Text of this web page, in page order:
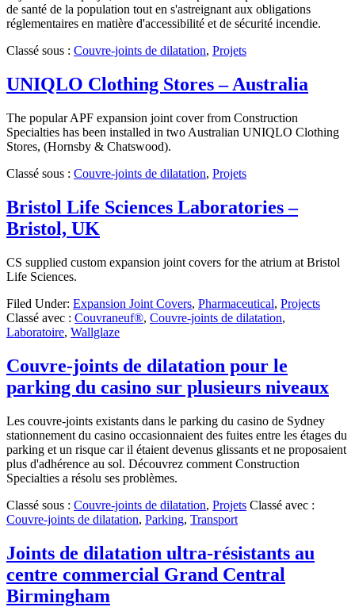
de santé de la population tout en s'astreignant aux obligations
réglementaires en matière d'accessibilité et de sécurité incendie.
Classé sous : Couvre-joints de dilatation, Projets
UNIQLO Clothing Stores – Australia
The popular APF expansion joint cover from Construction
Specialties has been installed in two Australian UNIQLO Clothing
Stores, (Hornsby & Chatswood).
Classé sous : Couvre-joints de dilatation, Projets
Bristol Life Sciences Laboratories –
Bristol, UK
CS supplied custom expansion joint covers for the atrium at Bristol
Life Sciences.
Filed Under: Expansion Joint Covers, Pharmaceutical, Projects
Classé avec : Couvraneuf®, Couvre-joints de dilatation,
Laboratoire, Wallglaze
Couvre-joints de dilatation pour le
parking du casino sur plusieurs niveaux
Les couvre-joints existants dans le parking du casino de Sydney
stationnement du casino occasionnaient des fuites entre les étages du
parking et un risque car il étaient devenus glissants et ne proposaient
plus d'adhérence au sol. Découvrez comment Construction
Specialties a résolu ses problèmes.
Classé sous : Couvre-joints de dilatation, Projets Classé avec :
Couvre-joints de dilatation, Parking, Transport
Joints de dilatation ultra-résistants au
centre commercial Grand Central
Birmingham